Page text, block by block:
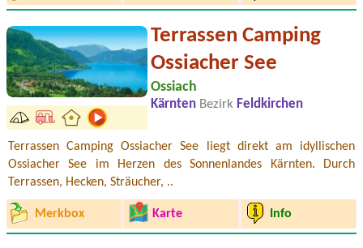
Terrassen Camping
Ossiacher See
Ossiach
Kärnten Bezirk Feldkirchen
Terrassen Camping Ossiacher See liegt direkt am idyllischen
Ossiacher See im Herzen des Sonnenlandes Kärnten. Durch
Terrassen, Hecken, Sträucher, ..
Merkbox Karte Info